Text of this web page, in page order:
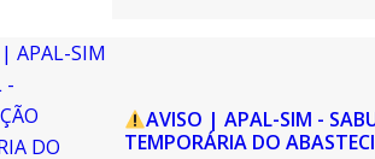
AVISO | APAL-SIM -
TEMPORÁRIA DO